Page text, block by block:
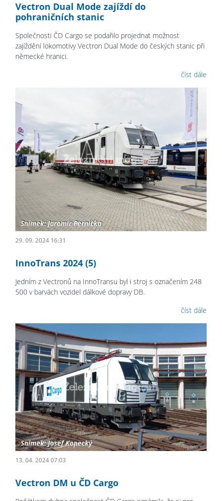
Vectron Dual Mode zajíždí do
pohraničních stanic
Společnosti ČD Cargo se podařilo projednat možnost
zajíždění lokomotivy Vectron Dual Mode do českých stanic při
německé hranici.
číst dále
29. 09. 2024 16:31
InnoTrans 2024 (5)
Jedním z Vectronů na InnoTransu byl i stroj s označením 248
500 v barvách vozidel dálkové dopravy DB.
číst dále
13. 04. 2024 07:03
Vectron DM u ČD Cargo